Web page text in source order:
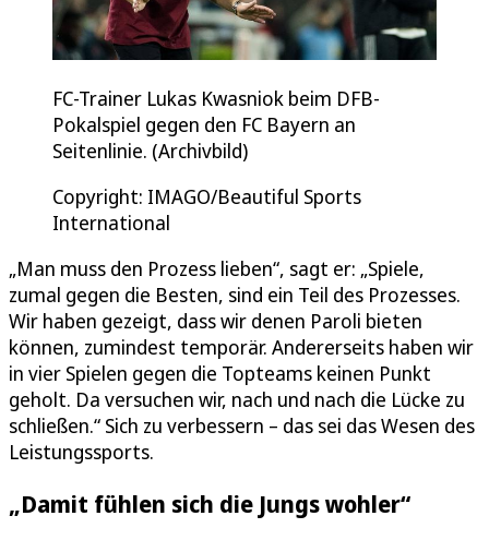
FC-Trainer Lukas Kwasniok beim DFB-
Pokalspiel gegen den FC Bayern an
Seitenlinie. (Archivbild)
Copyright: IMAGO/Beautiful Sports
International
„Man muss den Prozess lieben“, sagt er: „Spiele,
zumal gegen die Besten, sind ein Teil des Prozesses.
Wir haben gezeigt, dass wir denen Paroli bieten
können, zumindest temporär. Andererseits haben wir
in vier Spielen gegen die Topteams keinen Punkt
geholt. Da versuchen wir, nach und nach die Lücke zu
schließen.“ Sich zu verbessern – das sei das Wesen des
Leistungssports.
„Damit fühlen sich die Jungs wohler“